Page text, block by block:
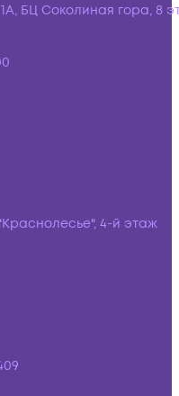
БЦ Соколиная гора, 8
4-й этаж